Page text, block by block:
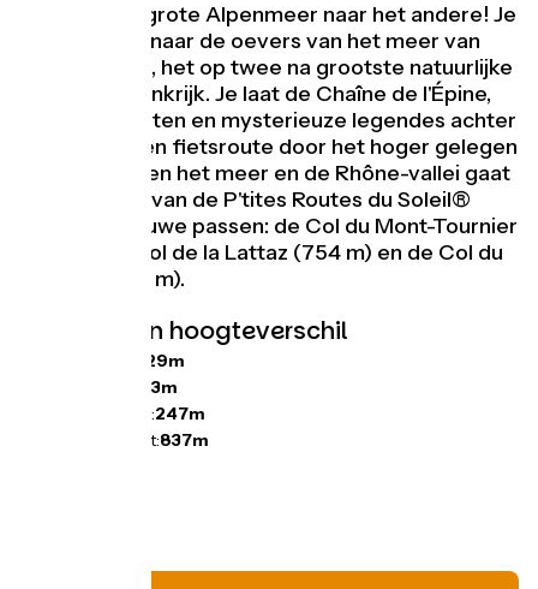
Van het ene grote Alpenmeer naar het andere! Je
bent op weg naar de oevers van het meer van
Aiguebelette, het op twee na grootste natuurlijke
meer van Frankrijk. Je laat de Chaîne de l'Épine,
zijn uitkijkpunten en mysterieuze legendes achter
je en volgt een fietsroute door het hoger gelegen
gebied. Tussen het meer en de Rhône-vallei gaat
deze etappe van de P'tites Routes du Soleil®
over drie nieuwe passen: de Col du Mont-Tournier
(821 m), de Col de la Lattaz (754 m) en de Col du
Banchet (591 m).
Hellingen en hoogteverschil
1129m
1073m
Laagste punt:247m
Hoogste punt:837m